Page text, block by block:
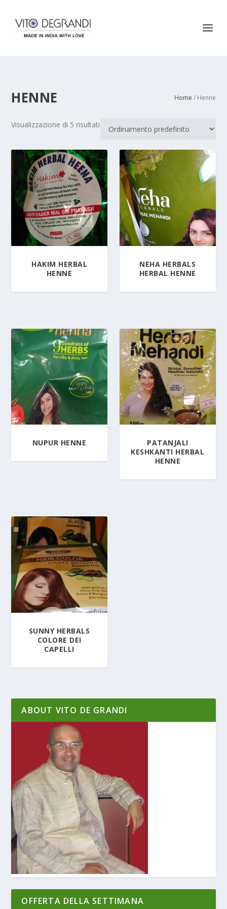
HENNE Home / Henne
Visualizzazione di 5 risultati
HAKIM HERBAL
HENNE
NEHA HERBALS
HERBAL HENNE
NUPUR HENNE
PATANJALI
KESHKANTI HERBAL
HENNE
SUNNY HERBALS
COLORE DEI
CAPELLI
ABOUT VITO DE GRANDI
OFFERTA DELLA SETTIMANA